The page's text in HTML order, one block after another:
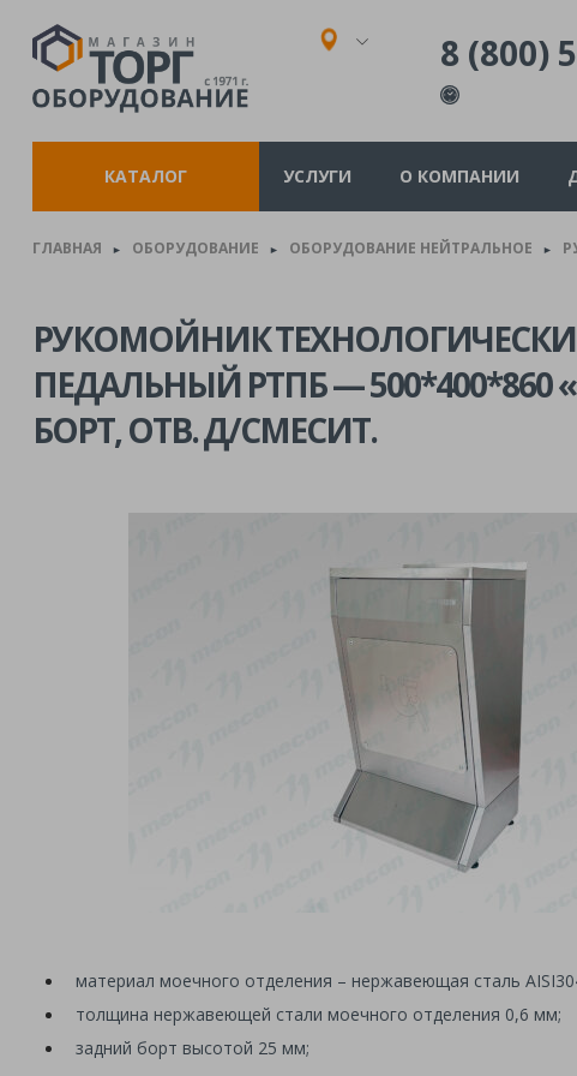
8 (800)
КАТАЛОГ УСЛУГИ О КОМПАНИИ
ГЛАВНАЯ ► ОБОРУДОВАНИЕ ► ОБОРУДОВАНИЕ НЕЙТРАЛЬНОЕ ►
РУКОМОЙНИК
ПЕДАЛЬНЫЙ РТПБ — 500*400*860
БОРТ, ОТВ. Д/СМЕСИТ.
материал моечного отделения – нержавеющая сталь
толщина нержавеющей стали моечного отделения 0,6 мм;
задний борт высотой 25 мм;